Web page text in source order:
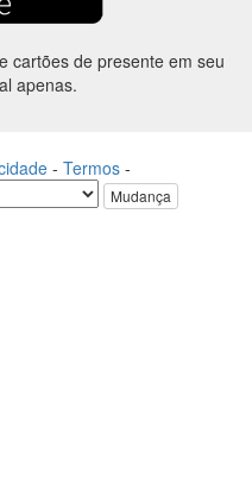
cartões de presente em seu
apenas.
- Termos -
Mudança